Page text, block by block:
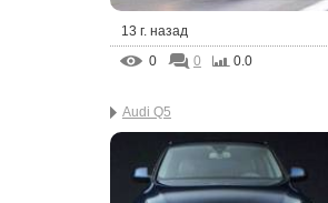
13 г. назад
0
0 0.0
Audi Q5